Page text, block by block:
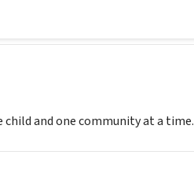
and one community at a time.